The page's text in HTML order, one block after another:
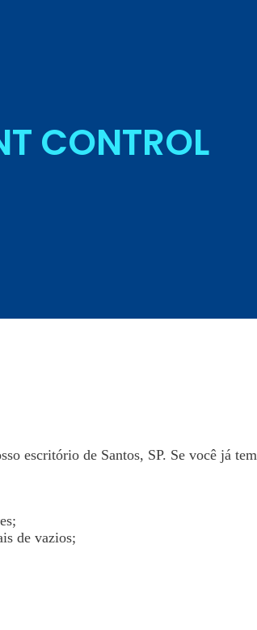
CONTROL
escritório de Santos, SP. Se você já tem
de vazios;